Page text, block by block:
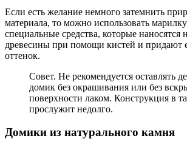
Если есть желание немного затемнить
материала, то можно использовать
специальные средства, которые наносятся
древесины при помощи кистей и придают
оттенок.
Совет. Не рекомендуется оставлять
домик без окрашивания или без
поверхности лаком. Конструкция в
прослужит недолго.
Домики из натурального камня